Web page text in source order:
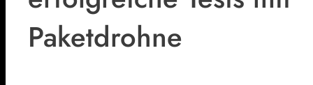
Paketdrohne